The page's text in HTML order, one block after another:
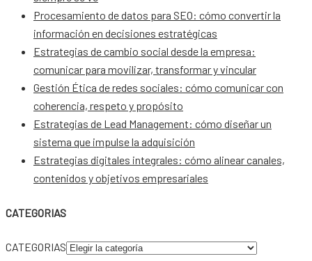
Procesamiento de datos para SEO: cómo convertir la
información en decisiones estratégicas
Estrategias de cambio social desde la empresa:
comunicar para movilizar, transformar y vincular
Gestión Ética de redes sociales: cómo comunicar con
coherencia, respeto y propósito
Estrategias de Lead Management: cómo diseñar un
sistema que impulse la adquisición
Estrategias digitales integrales: cómo alinear canales,
contenidos y objetivos empresariales
CATEGORIAS
CATEGORIAS